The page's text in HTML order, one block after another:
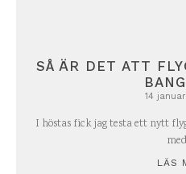
SÅ ÄR DET ATT
14
I höstas fick jag testa ett nytt
LÄS